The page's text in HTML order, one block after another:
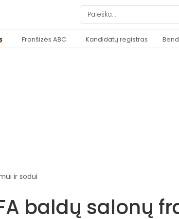
Franšizės ABC Kandidatų registras
ir sodui
baldų salonų